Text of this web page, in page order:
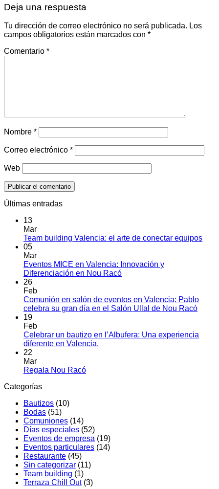
Deja una respuesta
Tu dirección de correo electrónico no será publicada. Los
campos obligatorios están marcados con *
Comentario *
Nombre *
Correo electrónico *
Web
Últimas entradas
13
Mar
Team building Valencia: el arte de conectar equiposNo
05
Mar
Eventos MICE en Valencia: Innovación y
Diferenciación en Nou RacóNo
en
Eventos
Valencia:
26
Feb
Comunión en salón de eventos en Valencia: Pablo
celebra su gran día en el Salón Ullal de Nou RacóNo
en
19
Feb
Celebrar un bautizo en l’Albufera: Una experiencia
diferente en Valencia.
diferente
en
22
Mar
Regala Nou RacóNo
Categorías
Bautizos (10)
Bodas (51)
Comuniones (14)
Días especiales (52)
Eventos de empresa (19)
Eventos particulares (14)
Restaurante (45)
Sin categorizar (11)
Team building (1)
Terraza Chill Out(3)